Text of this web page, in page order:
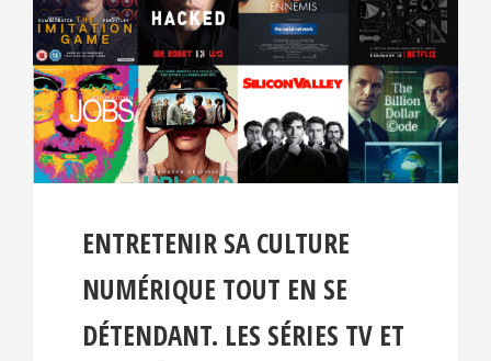
t
i
o
n
ENTRETENIR SA CULTURE
NUMÉRIQUE TOUT EN SE
DÉTENDANT. LES SÉRIES TV ET